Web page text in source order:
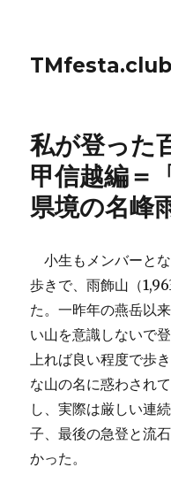
TMfesta.club
私が登った
甲信越編＝
県境の名峰
小生もメンバーと
歩きで、雨飾山（
た。一昨年の燕岳以
い山を意識しないで
上れば良い程度で歩
な山の名に惑わされ
し、実際は厳しい連
子、最後の急登と流
かった。